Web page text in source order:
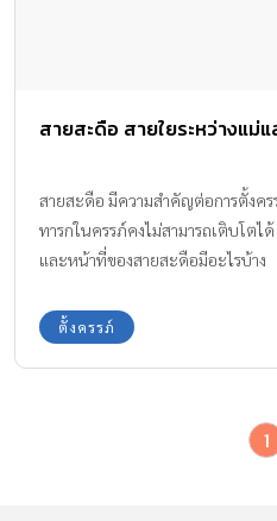
สายสะดือ สายใยระหว่างแม่
สายสะดือ มีความสำคัญต่อการตั้งค
ทารกในครรภ์คงไม่สามารถเติบโตไ
และหน้าที่ของสายสะดือมีอะไรบ้าง
ตั้งครรภ์
1